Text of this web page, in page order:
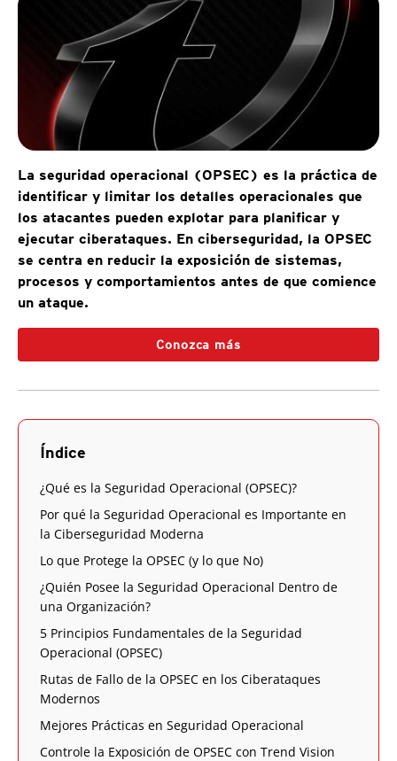
La seguridad operacional (OPSEC) es la práctica de
identificar y limitar los detalles operacionales que
los atacantes pueden explotar para planificar y
ejecutar ciberataques. En ciberseguridad, la OPSEC
se centra en reducir la exposición de sistemas,
procesos y comportamientos antes de que comience
un ataque.
Conozca más
Índice
¿Qué es la Seguridad Operacional (OPSEC)?
Por qué la Seguridad Operacional es Importante en
la Ciberseguridad Moderna
Lo que Protege la OPSEC (y lo que No)
¿Quién Posee la Seguridad Operacional Dentro de
una Organización?
5 Principios Fundamentales de la Seguridad
Operacional (OPSEC)
Rutas de Fallo de la OPSEC en los Ciberataques
Modernos
Mejores Prácticas en Seguridad Operacional
Controle la Exposición de OPSEC con Trend Vision